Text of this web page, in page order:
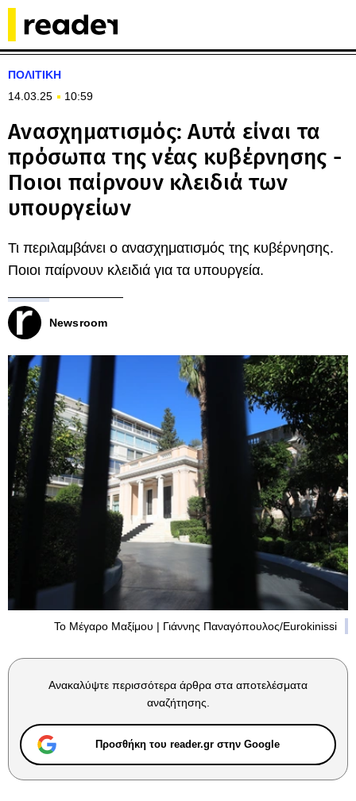
ΠΟΛΙΤΙΚΗ
14.03.25
10:59
Ανασχηματισμός: Αυτά είναι τα
πρόσωπα της νέας κυβέρνησης -
Ποιοι παίρνουν κλειδιά των
υπουργείων
Τι περιλαμβάνει ο ανασχηματισμός της κυβέρνησης.
Ποιοι παίρνουν κλειδιά για τα υπουργεία.
Newsroom
Το Μέγαρο Μαξίμου | Γιάννης Παναγόπουλος/Eurokinissi
Ανακαλύψτε περισσότερα άρθρα στα αποτελέσματα
αναζήτησης.
Προσθήκη του reader.gr στην Google